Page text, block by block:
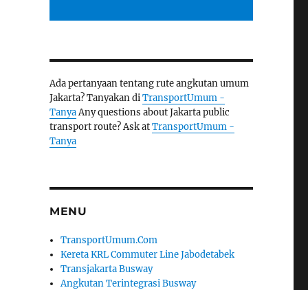
Ada pertanyaan tentang rute angkutan umum
Jakarta? Tanyakan diTransportUmum -
TanyaAny questions about Jakarta public
transport route? Ask atTransportUmum -
Tanya
MENU
TransportUmum.Com
Kereta KRL Commuter Line Jabodetabek
Transjakarta Busway
Angkutan Terintegrasi Busway